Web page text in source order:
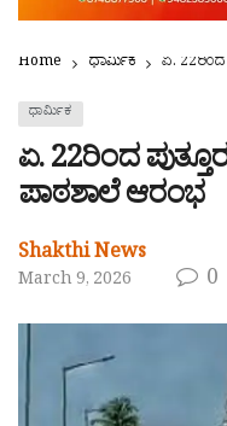
Home ಧಾರ್ಮಿಕ ಏ. 22ರಿಂದ
ಧಾರ್ಮಿಕ
ಏ. 22ರಿಂದ
ಪಾಠಶಾಲೆ ಆರಂಭ
Shakthi News
March 9, 2026 0